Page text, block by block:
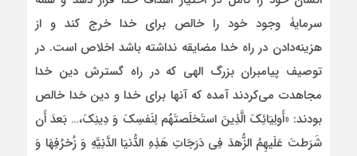
سرمایۀ وجود خود را خالص برای خدا خرج کند و از
هزینه‌دادن در راه خدا مضایقه نداشته باشد اخلاص است. در
توصیف پیامبران بزرگ الهی که در راه گسترش دین خدا
مجاهدت می‌کردند آمده که آنها برای خدا و دین خدا خالص
بودند: «أَولِیَائِکَ الَّذِینَ استَخلَصتَهُم لِنَفسِکَ وَ دِینِکَ،… بَعدَ أَن
شَرَطتَ عَلَیهِمُ الزُّهدَ فِی دَرَجَاتِ هَذِهِ الدُّنیَا الدَّنِیَّهِ وَ زُخرُفِهَا وَ